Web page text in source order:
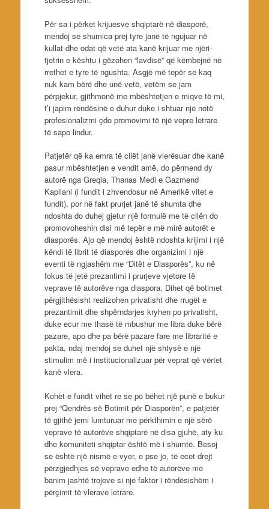
Për sa i përket krijuesve shqiptarë në diasporë,
mendoj se shumica prej tyre janë të ngujuar në
kullat dhe odat që vetë ata kanë krijuar me njëri-
tjetrin e kështu i gëzohen “lavdisë” që këmbejnë në
rrethet e tyre të ngushta. Asgjë më tepër se kaq
nuk kam bërë dhe unë vetë, vetëm se jam
përpjekur, gjithmonë me mbështetjen e miqve të mi,
t’i japim rëndësinë e duhur duke i shtuar një notë
profesionalizmi çdo promovimi të një vepre letrare
të sapo lindur.
Patjetër që ka emra të cilët janë vlerësuar dhe kanë
pasur mbështetjen e vendit amë, do përmend dy
autorë nga Greqia, Thanas Medi e Gazmend
Kapllani (i fundit i zhvendosur në Amerikë vitet e
fundit), por në fakt prurjet janë të shumta dhe
ndoshta do duhej gjetur një formulë me të cilën do
promovoheshin disi më tepër e më mirë autorët e
diasporës. Ajo që mendoj është ndoshta krijimi i një
këndi të librit të diasporës dhe organizimi i një
eventi të ngjashëm me “Ditët e Diasporës”, ku në
fokus të jetë prezantimi i prurjeve vjetore të
veprave të autorëve nga diaspora. Dihet që botimet
përgjithësisht realizohen privatisht dhe rrugët e
prezantimit dhe shpërndarjes kryhen po privatisht,
duke ecur me thasë të mbushur me libra duke bërë
pazare, apo dhe pa bërë pazare fare me libraritë e
pakta, ndaj mendoj se duhet një shtysë e një
stimulim më i institucionalizuar për veprat që vërtet
kanë vlera.
Kohët e fundit vihet re se po bëhet një punë e bukur
prej “Qendrës së Botimit për Diasporën”, e patjetër
të gjithë jemi lumturuar me përkthimin e një sërë
veprave të autorëve shqiptarë në disa gjuhë, aty ku
dhe komuniteti shqiptar është më i shumtë. Besoj
se është një nismë e vyer, e pse jo, të ecet drejt
përzgjedhjes së veprave edhe të autorëve me
banim jashtë trojeve si një faktor i rëndësishëm i
përçimit të vlerave letrare.